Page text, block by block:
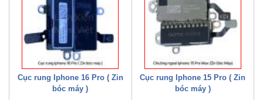
Cục rung Iphone 16 Pro ( Zin
bóc máy )
Cục rung Iphone 15 Pro ( Zin
bóc máy )